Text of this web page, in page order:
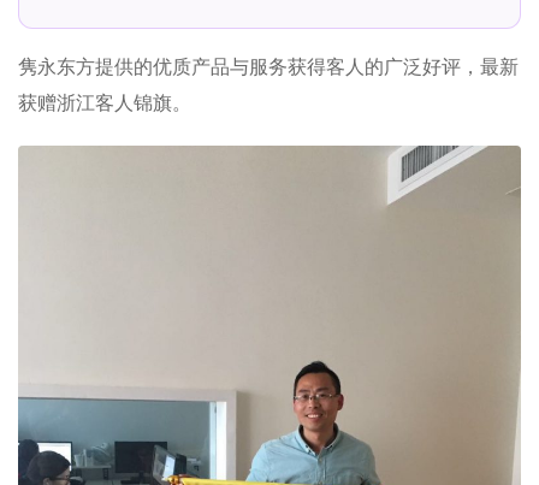
隽永东方提供的优质产品与服务获得客人的广泛好评，最新
获赠浙江客人锦旗。